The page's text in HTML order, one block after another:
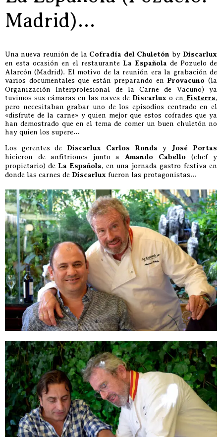
Madrid)…
Una nueva reunión de la Cofradía del Chuletón by Discarlux
en esta ocasión en el restaurante La Española de Pozuelo de
Alarcón (Madrid). El motivo de la reunión era la grabación de
varios documentales que están preparando en Provacuno (la
Organización Interprofesional de la Carne de Vacuno) ya
tuvimos sus cámaras en las naves de Discarlux o en Fisterra,
pero necesitaban grabar uno de los episodios centrado en el
«disfrute de la carne» y quien mejor que estos cofrades que ya
han demostrado que en el tema de comer un buen chuletón no
hay quien los supere…
Los gerentes de Discarlux Carlos Ronda y José Portas
hicieron de anfitriones junto a Amando Cabello (chef y
propietario) de La Española, en una jornada gastro festiva en
donde las carnes de Discarlux fueron las protagonistas…